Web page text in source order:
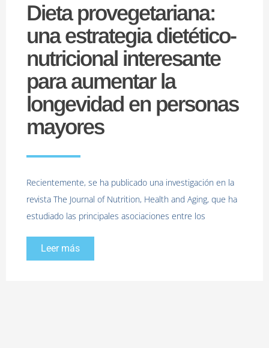
Dieta provegetariana:
una estrategia dietético-
nutricional interesante
para aumentar la
longevidad en personas
mayores
Recientemente, se ha publicado una investigación en la
revista The Journal of Nutrition, Health and Aging, que ha
estudiado las principales asociaciones entre los
Leer más